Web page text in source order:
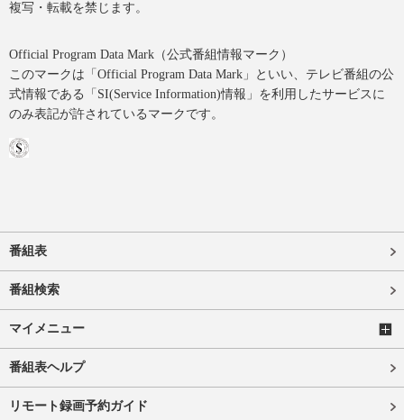
複写・転載を禁じます。
Official Program Data Mark（公式番組情報マーク）
このマークは「Official Program Data Mark」といい、テレビ番組の公
式情報である「SI(Service Information)情報」を利用したサービスに
のみ表記が許されているマークです。
番組表
番組検索
マイメニュー
番組表ヘルプ
リモート録画予約ガイド